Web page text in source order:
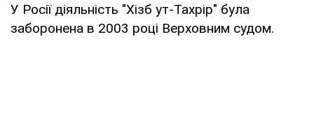
У Росії діяльність "Хізб ут-Тахрір" була
заборонена в 2003 році Верховним судом.